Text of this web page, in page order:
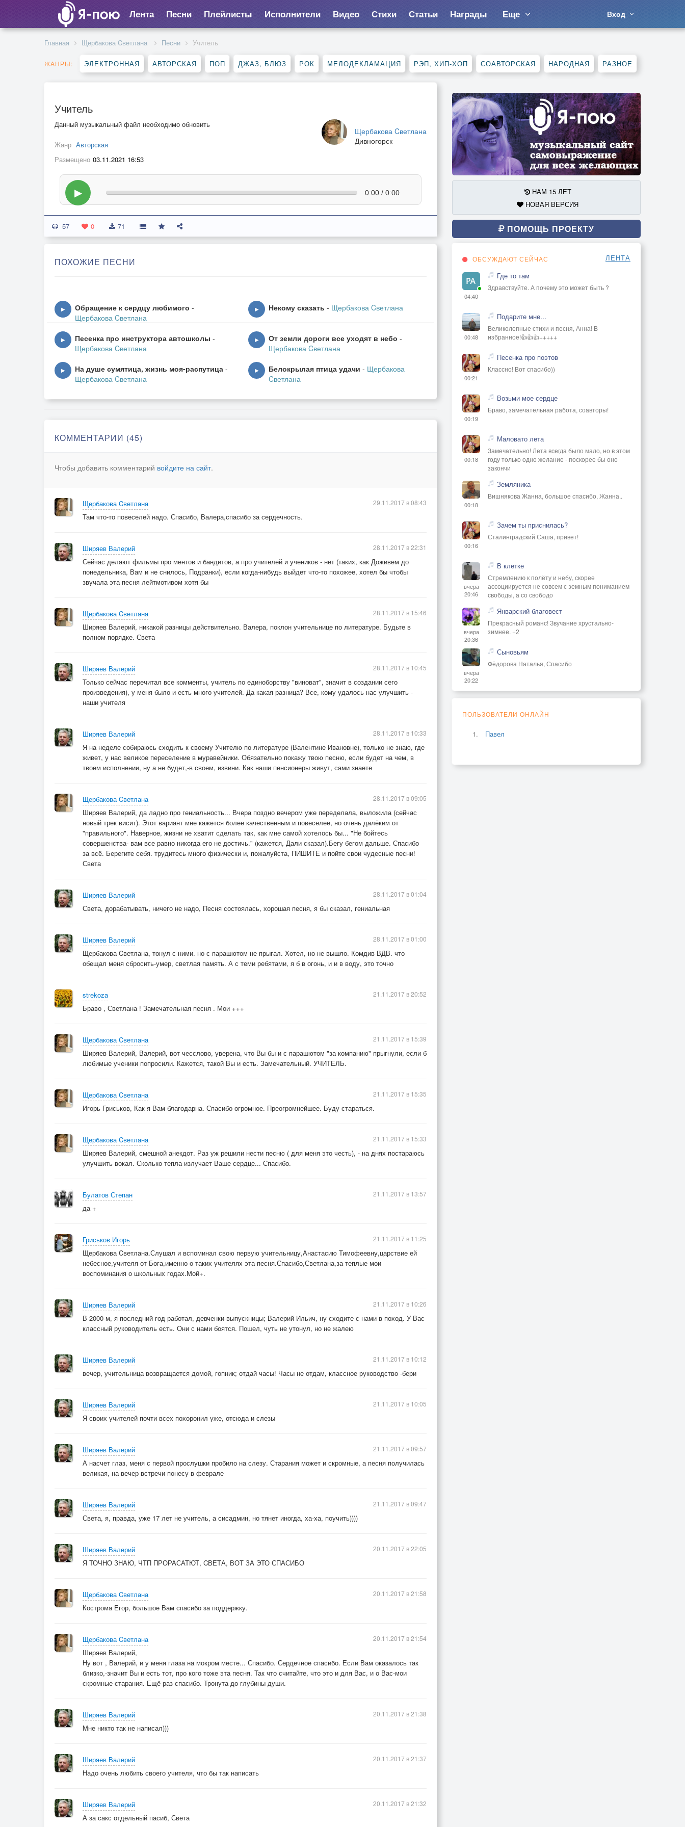
Лента Песни Плейлисты Исполнители Видео Стихи Статьи Награды Еще Вход
Главная Щербакова Cветлана Песни Учитель
ЖАНРЫ: ЭЛЕКТРОННАЯ АВТОРСКАЯ ПОП ДЖАЗ, БЛЮЗ РОК МЕЛОДЕКЛАМАЦИЯ РЭП, ХИП-ХОП СОАВТОРСКАЯ НАРОДНАЯ РАЗНОЕ
Учитель
Щербакова Cветлана
Дивногорск
Данный музыкальный файл необходимо обновить
Жанр Авторская
Размещено 03.11.2021 16:53
▶ 0:00 / 0:00
57 0 71
ПОХОЖИЕ ПЕСНИ
▶ Обращение к сердцу любимого -
Щербакова Cветлана
▶ Некому сказать - Щербакова Cветлана
▶ Песенка про инструктора автошколы -
Щербакова Cветлана
▶ От земли дороги все уходят в небо -
Щербакова Cветлана
▶ На душе сумятица, жизнь моя-распутица -
Щербакова Cветлана
▶ Белокрылая птица удачи - Щербакова
Cветлана
КОММЕНТАРИИ (45)
Чтобы добавить комментарий войдите на сайт.
Щербакова Cветлана
Там что-то повеселей надо. Спасибо, Валера,спасибо за сердечность.
29.11.2017 в 08:43
Ширяев Валерий
Сейчас делают фильмы про ментов и бандитов, а про учителей и учеников - нет (таких, как Доживем до
понедельника, Вам и не снилось, Подранки), если когда-нибудь выйдет что-то похожее, хотел бы чтобы
звучала эта песня лейтмотивом хотя бы
28.11.2017 в 22:31
Щербакова Cветлана
Ширяев Валерий, никакой разницы действительно. Валера, поклон учительнице по литературе. Будьте в
полном порядке. Света
28.11.2017 в 15:46
Ширяев Валерий
Только сейчас перечитал все комменты, учитель по единоборству "виноват", значит в создании сего
произведения), у меня было и есть много учителей. Да какая разница? Все, кому удалось нас улучшить -
наши учителя
28.11.2017 в 10:45
Ширяев Валерий
Я на неделе собираюсь сходить к своему Учителю по литературе (Валентине Ивановне), только не знаю, где
живет, у нас великое переселение в муравейники. Обязательно покажу твою песню, если будет на чем, в
твоем исполнении, ну а не будет,-в своем, извини. Как наши пенсионеры живут, сами знаете
28.11.2017 в 10:33
Щербакова Cветлана
Ширяев Валерий, да ладно про гениальность... Вчера поздно вечером уже переделала, выложила (сейчас
новый трек висит). Этот вариант мне кажется более качественным и повеселее, но очень далёким от
"правильного". Наверное, жизни не хватит сделать так, как мне самой хотелось бы... "Не бойтесь
совершенства- вам все равно никогда его не достичь." (кажется, Дали сказал).Бегу бегом дальше. Спасибо
за всё. Берегите себя. трудитесь много физически и, пожалуйста, ПИШИТЕ и пойте свои чудесные песни!
Света
28.11.2017 в 09:05
Ширяев Валерий
Света, дорабатывать, ничего не надо, Песня состоялась, хорошая песня, я бы сказал, гениальная
28.11.2017 в 01:04
Ширяев Валерий
Щербакова Cветлана, тонул с ними. но с парашютом не прыгал. Хотел, но не вышло. Комдив ВДВ. что
обещал меня сбросить-умер, светлая память. А с теми ребятами, я б в огонь, и и в воду, это точно
28.11.2017 в 01:00
strekoza
Браво , Светлана ! Замечательная песня . Мои +++
21.11.2017 в 20:52
Щербакова Cветлана
Ширяев Валерий, Валерий, вот чесслово, уверена, что Вы бы и с парашютом "за компанию" прыгнули, если б
любимые ученики попросили. Кажется, такой Вы и есть. Замечательный. УЧИТЕЛЬ.
21.11.2017 в 15:39
Щербакова Cветлана
Игорь Гриськов, Как я Вам благодарна. Спасибо огромное. Преогромнейшее. Буду стараться.
21.11.2017 в 15:35
Щербакова Cветлана
Ширяев Валерий, смешной анекдот. Раз уж решили нести песню ( для меня это честь), - на днях постараюсь
улучшить вокал. Сколько тепла излучает Ваше сердце... Спасибо.
21.11.2017 в 15:33
Булатов Степан
да +
21.11.2017 в 13:57
Гриськов Игорь
Щербакова Cветлана.Слушал и вспоминал свою первую учительницу,Анастасию Тимофеевну,царствие ей
небесное,учителя от Бога,именно о таких учителях эта песня.Спасибо,Светлана,за теплые мои
воспоминания о школьных годах.Мой+.
21.11.2017 в 11:25
Ширяев Валерий
В 2000-м, я последний год работал, девченки-выпускницы; Валерий Ильич, ну сходите с нами в поход. У Вас
классный руководитель есть. Они с нами боятся. Пошел, чуть не утонул, но не жалею
21.11.2017 в 10:26
Ширяев Валерий
вечер, учительница возвращается домой, гопник; отдай часы! Часы не отдам, классное руководство -бери
21.11.2017 в 10:12
Ширяев Валерий
Я своих учителей почти всех похоронил уже, отсюда и слезы
21.11.2017 в 10:05
Ширяев Валерий
А насчет глаз, меня с первой прослушки пробило на слезу. Старания может и скромные, а песня получилась
великая, на вечер встречи понесу в феврале
21.11.2017 в 09:57
Ширяев Валерий
Света, я, правда, уже 17 лет не учитель, а сисадмин, но тянет иногда, ха-ха, поучить))))
21.11.2017 в 09:47
Ширяев Валерий
Я ТОЧНО ЗНАЮ, ЧТП ПРОРАСАТЮТ, CВЕТА, ВОТ ЗА ЭТО СПАСИБО
20.11.2017 в 22:05
Щербакова Cветлана
Кострома Егор, большое Вам спасибо за поддержку.
20.11.2017 в 21:58
Щербакова Cветлана
Ширяев Валерий,
Ну вот , Валерий, и у меня глаза на мокром месте... Спасибо. Сердечное спасибо. Если Вам оказалось так
близко,-значит Вы и есть тот, про кого тоже эта песня. Так что считайте, что это и для Вас, и о Вас-мои
скромные старания. Ещё раз спасибо. Тронута до глубины души.
20.11.2017 в 21:54
Ширяев Валерий
Мне никто так не написал)))
20.11.2017 в 21:38
Ширяев Валерий
Надо очень любить своего учителя, что бы так написать
20.11.2017 в 21:37
Ширяев Валерий
А за сакс отдельный пасиб, Света
20.11.2017 в 21:32
НАМ 15 ЛЕТ
НОВАЯ ВЕРСИЯ
ПОМОЩЬ ПРОЕКТУ
ОБСУЖДАЮТ СЕЙЧАС ЛЕНТА
04:40
Где то там
Здравствуйте. А почему это может быть ?
00:48
Подарите мне...
Великолепные стихи и песня, Анна! В
избранное!👍👍👍+++++
00:21
Песенка про поэтов
Классно! Вот спасибо))
00:19
Возьми мое сердце
Браво, замечательная работа, соавторы!
00:18
Маловато лета
Замечательно! Лета всегда было мало, но в этом
году только одно желание - поскорее бы оно
закончи
00:18
Земляника
Вишнякова Жанна, большое спасибо, Жанна..
00:16
Зачем ты приснилась?
Сталинградский Саша, привет!
вчера
20:46
В клетке
Стремлению к полёту и небу, скорее
ассоциируется не совсем с земным пониманием
свободы, а со свободо
вчера
20:36
Январский благовест
Прекрасный романс! Звучание хрустально-
зимнее. +2
вчера
20:22
Сыновьям
Фёдорова Наталья, Спасибо
ПОЛЬЗОВАТЕЛИ ОНЛАЙН
Павел